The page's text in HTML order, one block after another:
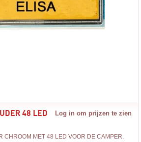
48 LED Log in om prijzen te zien
CHROOM MET 48 LED VOOR DE CAMPER.